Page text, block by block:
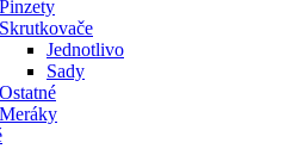
Pinzety
Skrutkovače
Jednotlivo
Sady
Ostatné
Meráky